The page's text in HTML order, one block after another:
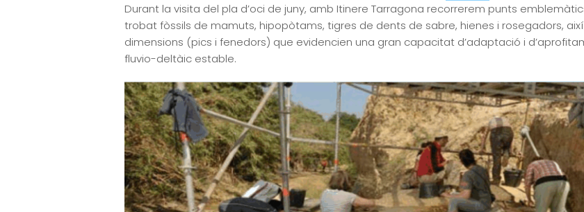
Durant la visita del pla d’oci de juny, amb Itinere Tarragona recorrerem punts
trobat fòssils de mamuts, hipopòtams, tigres de dents de sabre, hienes i rosegadors,
dimensions (pics i fenedors) que evidencien una gran capacitat d’adaptació i
fluvio-deltàic estable.